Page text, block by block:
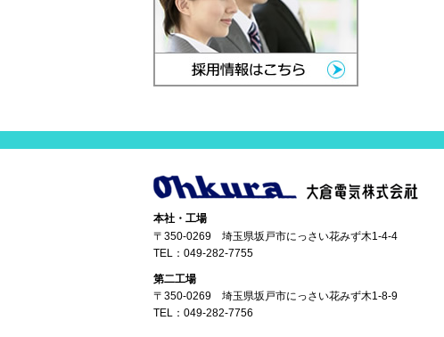
本社・工場
〒350-0269 埼玉県坂戸市にっさい花みず木1-4-4
TEL： 049-282-7755
第二工場
〒350-0269 埼玉県坂戸市にっさい花みず木1-8-9
TEL： 049-282-7756